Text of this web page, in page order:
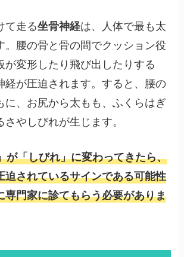
て走る坐骨神経は、人体で最も太
。腰の骨と骨の間でクッション役
が変形したり飛び出したりする
経が圧迫されます。すると、腰の
に、お尻から太もも、ふくらはぎ
やしびれが生じます。
が「しびれ」に変わってきたら、
迫されているサインである可能性
専門家に診てもらう必要がありま